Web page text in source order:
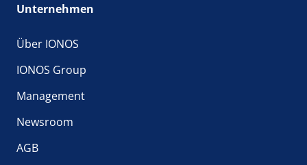
Unternehmen
Über IONOS
IONOS Group
Management
Newsroom
AGB